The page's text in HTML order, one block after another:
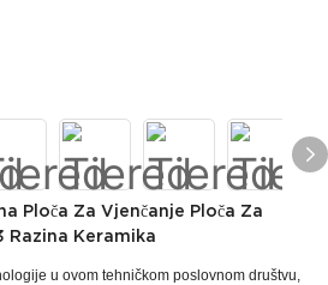
Ploča Za Vjenčanje Ploča Za
Razina Keramika
u ovom tehničkom poslovnom društvu,